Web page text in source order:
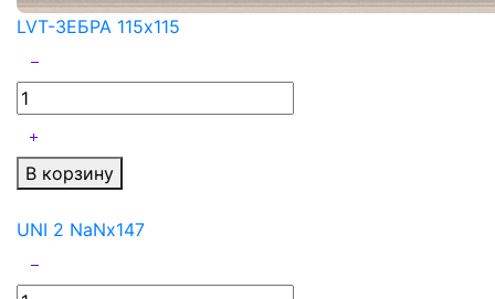
LVT-ЗЕБРА 115x115
В корзину
UNI 2 NaNx147